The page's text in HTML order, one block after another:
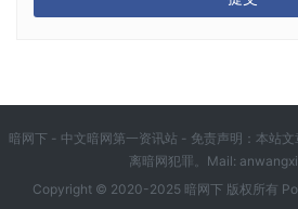
暗网下 - 中文暗网第一资讯站 - 免责声明：本站
离暗网犯罪。Mail:
Copyright © 2020-2025 暗网下 版权所有